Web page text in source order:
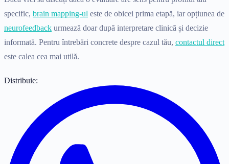
specific, brain mapping-ul este de obicei prima etapă, iar opțiunea de
neurofeedback urmează doar după interpretare clinică și decizie
informată. Pentru întrebări concrete despre cazul tău, contactul direct
este calea cea mai utilă.
Distribuie: